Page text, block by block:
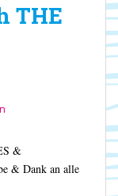
THE
&
& Dank an alle